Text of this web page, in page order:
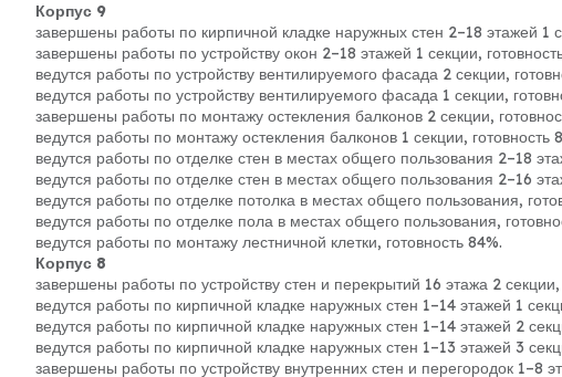
Корпус 9
завершены работы по кирпичной кладке наружных стен 2–18 этажей 1
завершены работы по устройству окон 2–18 этажей 1 секции,
ведутся работы по устройству вентилируемого фасада 2 секции,
ведутся работы по устройству вентилируемого фасада 1 секции,
завершены работы по монтажу остекления балконов 2 секции,
ведутся работы по монтажу остекления балконов 1 секции, готовность
ведутся работы по отделке стен в местах общего пользования 2–18
ведутся работы по отделке стен в местах общего пользования 2–16
ведутся работы по отделке потолка в местах общего пользования,
ведутся работы по отделке пола в местах общего пользования,
ведутся работы по монтажу лестничной клетки, готовность 84%.
Корпус 8
завершены работы по устройству стен и перекрытий 16 этажа 2 секции,
ведутся работы по кирпичной кладке наружных стен 1–14 этажей 1
ведутся работы по кирпичной кладке наружных стен 1–14 этажей 2
ведутся работы по кирпичной кладке наружных стен 1–13 этажей 3
завершены работы по устройству внутренних стен и перегородок 1–8